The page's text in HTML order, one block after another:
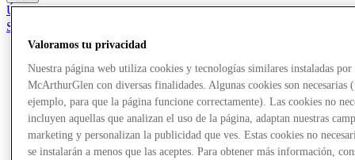
Únete al Club
Salvado
Tiendas
Ofertas
Visita
¿Qué pasa?
Comer y beber
Tarjetas regalo
Servicios
Valoramos tu privacidad
Nuestra página web utiliza cookies y tecnologías similares instaladas por
McArthurGlen con diversas finalidades. Algunas cookies son necesarias
ejemplo, para que la página funcione correctamente). Las cookies no
incluyen aquellas que analizan el uso de la página, adaptan nuestras
marketing y personalizan la publicidad que ves. Estas cookies no
se instalarán a menos que las aceptes. Para obtener más información,